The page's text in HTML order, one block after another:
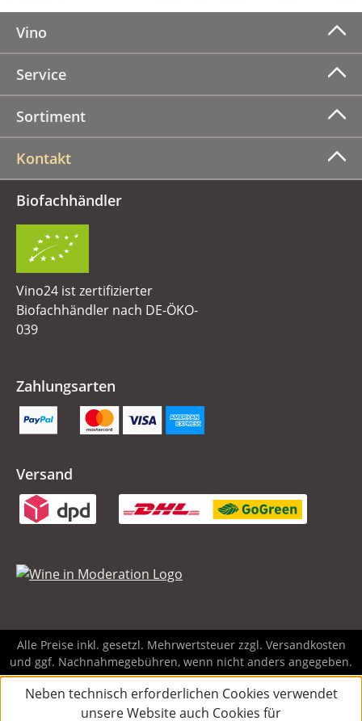
Vino
Service
Sortiment
Kontakt
Biofachhändler
Vino24 ist zertifizierter
Biofachhändler nach DE-ÖKO-
039
Zahlungsarten
Versand
Alle Preise inkl. gesetzl. Mehrwertsteuer zzgl. Versandkosten
und ggf. Nachnahmegebühren, wenn nicht anders angegeben.
Neben technisch erforderlichen Cookies verwendet
unsere Website auch Cookies für